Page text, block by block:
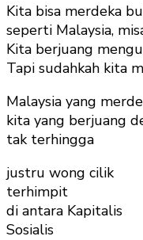
Kita bisa merdeka
seperti Malaysia,
Kita berjuang
Tapi sudahkah kita
Malaysia yang
kita yang berjuang
tak terhingga
justru wong cilik
terhimpit
di antara Kapitalis
Sosialis